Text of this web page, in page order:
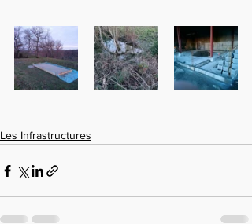
Les Infrastructures